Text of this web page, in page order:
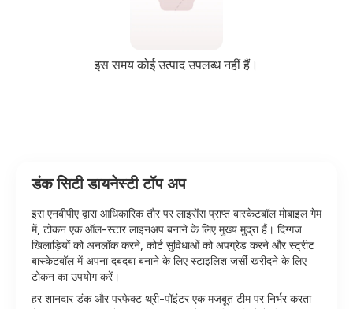
इस समय कोई उत्पाद उपलब्ध नहीं हैं।
डंक सिटी डायनेस्टी टॉप अप
इस एनबीपीए द्वारा आधिकारिक तौर पर लाइसेंस प्राप्त बास्केटबॉल मोबाइल गेम
में, टोकन एक ऑल-स्टार लाइनअप बनाने के लिए मुख्य मुद्रा हैं। दिग्गज
खिलाड़ियों को अनलॉक करने, कोर्ट सुविधाओं को अपग्रेड करने और स्ट्रीट
बास्केटबॉल में अपना दबदबा बनाने के लिए स्टाइलिश जर्सी खरीदने के लिए
टोकन का उपयोग करें।
हर शानदार डंक और परफेक्ट थ्री-पॉइंटर एक मजबूत टीम पर निर्भर करता